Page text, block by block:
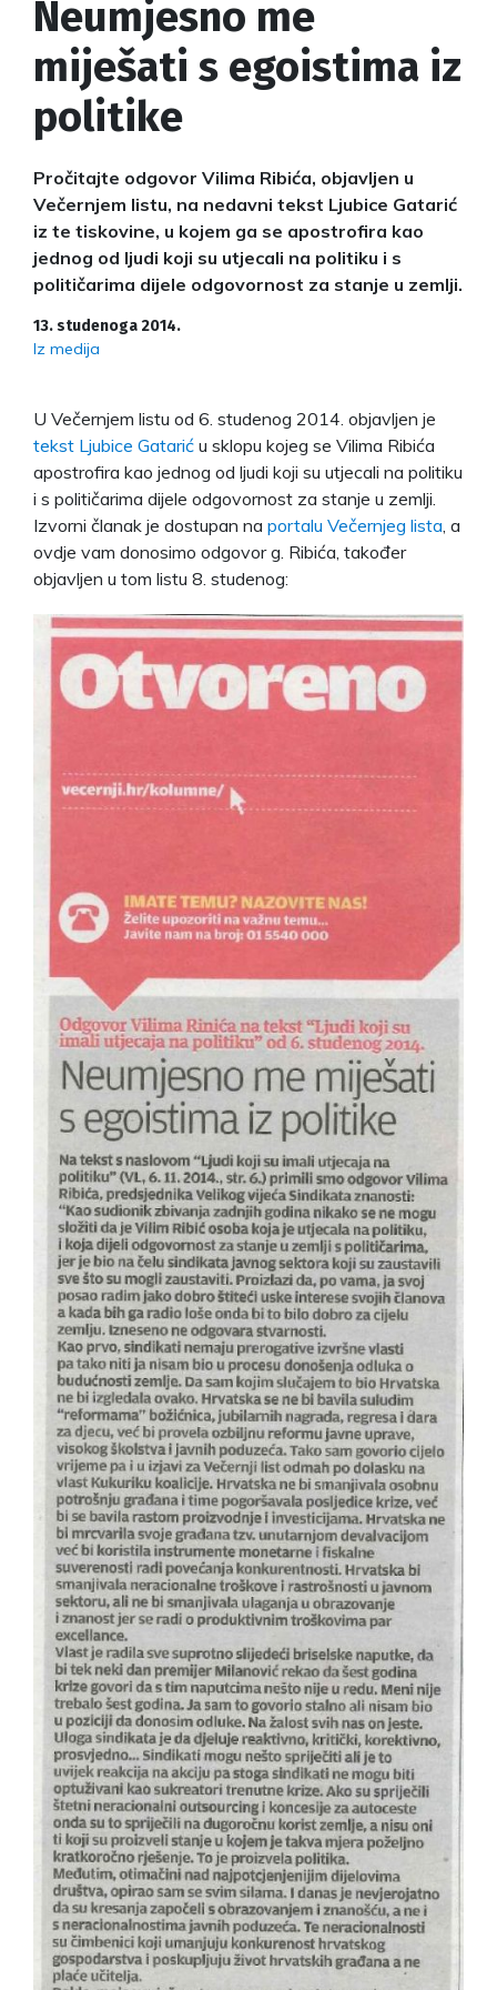
Neumjesno me
miješati s egoistima iz
politike
Pročitajte odgovor Vilima Ribića, objavljen u
Večernjem listu, na nedavni tekst Ljubice Gatarić
iz te tiskovine, u kojem ga se apostrofira kao
jednog od ljudi koji su utjecali na politiku i s
političarima dijele odgovornost za stanje u zemlji.
13. studenoga 2014.
Iz medija
U Večernjem listu od 6. studenog 2014. objavljen je
tekst Ljubice Gatarić u sklopu kojeg se Vilima Ribića
apostrofira kao jednog od ljudi koji su utjecali na politiku
i s političarima dijele odgovornost za stanje u zemlji.
Izvorni članak je dostupan na portalu Večernjeg lista , a
ovdje vam donosimo odgovor g. Ribića, također
objavljen u tom listu 8. studenog: